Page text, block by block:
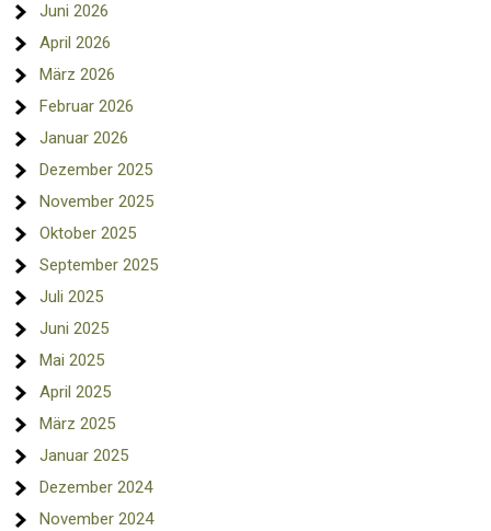
Juni 2026
April 2026
März 2026
Februar 2026
Januar 2026
Dezember 2025
November 2025
Oktober 2025
September 2025
Juli 2025
Juni 2025
Mai 2025
April 2025
März 2025
Januar 2025
Dezember 2024
November 2024